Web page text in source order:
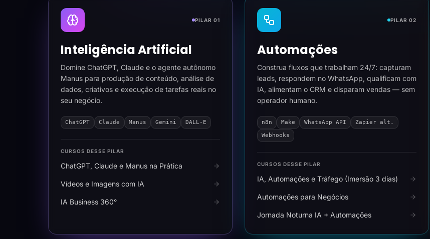
PILAR 01
Inteligência Artificial
Domine ChatGPT, Claude e o agente autônomo
Manus para produção de conteúdo, análise de
dados, criativos e execução de tarefas reais no
seu negócio.
ChatGPT Claude Manus Gemini DALL-E
CURSOS DESSE PILAR
ChatGPT, Claude e Manus na Prática
Vídeos e Imagens com IA
IA Business 360°
PILAR 02
Automações
Construa fluxos que trabalham 24/7: capturam
leads, respondem no WhatsApp, qualificam com
IA, alimentam o CRM e disparam vendas — sem
operador humano.
n8n Make WhatsApp API
Zapier alt.
Webhooks
CURSOS DESSE PILAR
IA, Automações e Tráfego (Imersão 3 dias)
Automações para Negócios
Jornada Noturna IA + Automações